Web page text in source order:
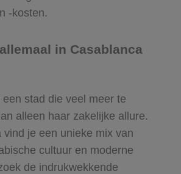
-kosten.
in Casablanca
stad die veel meer te
alleen haar zakelijke allure.
vind je een unieke mix van
cultuur en moderne
de indrukwekkende